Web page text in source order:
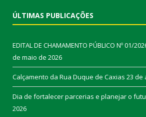
ÚLTIMAS PUBLICAÇÕES
EDITAL DE CHAMAMENTO PÚBLICO Nº 01/
de maio de 2026
Calçamento da Rua Duque de Caxias 23 de
Dia de fortalecer parcerias e planejar o
2026